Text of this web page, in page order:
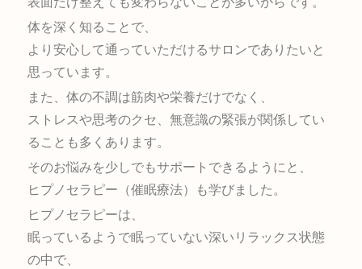
表面だけ整えても変わらないことが多いからです。
体を深く知ることで、
より安心して通っていただけるサロンでありたいと
思っています。
また、体の不調は筋肉や栄養だけでなく、
ストレスや思考のクセ、無意識の緊張が関係してい
ることも多くあります。
そのお悩みを少しでもサポートできるようにと、
ヒプノセラピー（催眠療法）も学びました。
ヒプノセラピーは、
眠っているようで眠っていない深いリラックス状態
の中で、